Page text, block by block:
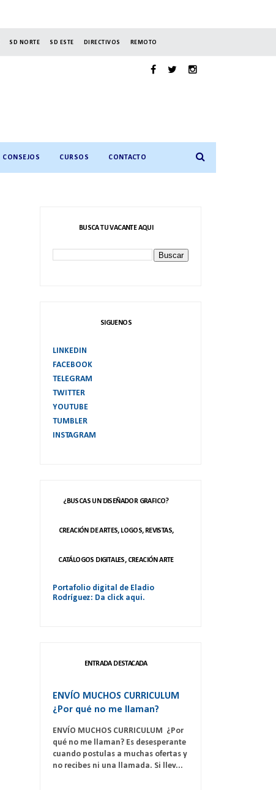
SD NORTE SD ESTE DIRECTIVOS REMOTO
CONSEJOS CURSOS CONTACTO
BUSCA TU VACANTE AQUI
SIGUENOS
LINKEDIN
FACEBOOK
TELEGRAM
TWITTER
YOUTUBE
TUMBLER
INSTAGRAM
¿BUSCAS UN DISEÑADOR GRAFICO?
CREACIÓN DE ARTES, LOGOS, REVISTAS,
CATÁLOGOS DIGITALES, CREACIÓN ARTE
Portafolio digital de Eladio
Rodríguez: Da click aqui.
ENTRADA DESTACADA
ENVÍO MUCHOS CURRICULUM
¿Por qué no me llaman?
ENVÍO MUCHOS CURRICULUM ¿Por
qué no me llaman? Es desesperante
cuando postulas a muchas ofertas y
no recibes ni una llamada. Si llev...